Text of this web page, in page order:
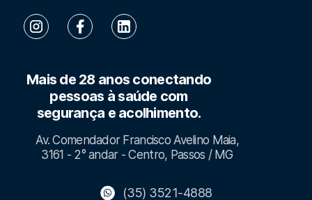
Mais de 28 anos conectando
pessoas à saúde com
segurança e acolhimento.
Av. Comendador Francisco Avelino Maia,
3161 - 2° andar - Centro, Passos / MG
(35) 3521-4888